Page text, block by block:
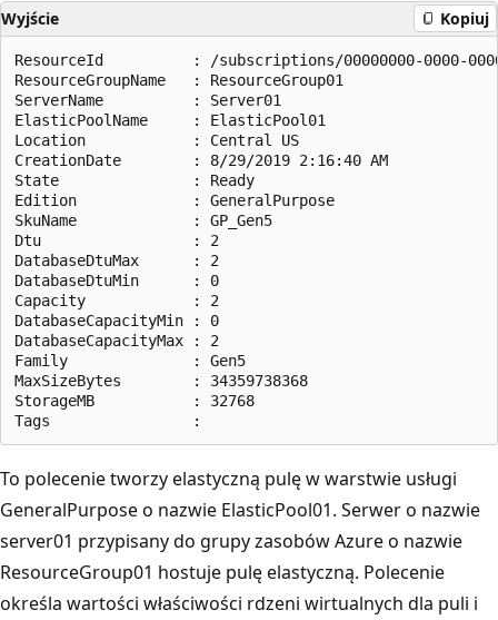
Wyjście Kopiuj
ResourceId          : /subscriptions/00000000-0000-
ResourceGroupName   : ResourceGroup01
ServerName          : Server01
ElasticPoolName     : ElasticPool01
Location            : Central US
CreationDate        : 8/29/2019 2:16:40 AM
State               : Ready
Edition             : GeneralPurpose
SkuName             : GP_Gen5
Dtu                 : 2
DatabaseDtuMax      : 2
DatabaseDtuMin      : 0
Capacity            : 2
DatabaseCapacityMin : 0
DatabaseCapacityMax : 2
Family              : Gen5
MaxSizeBytes        : 34359738368
StorageMB           : 32768
To polecenie tworzy elastyczną pulę w warstwie usługi
GeneralPurpose o nazwie ElasticPool01. Serwer o nazwie
server01 przypisany do grupy zasobów Azure o nazwie
ResourceGroup01 hostuje pulę elastyczną. Polecenie
określa wartości właściwości rdzeni wirtualnych dla puli i